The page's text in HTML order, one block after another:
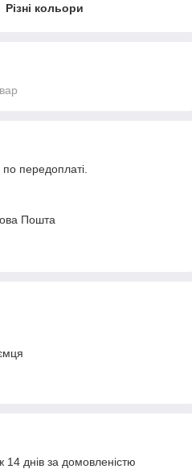
Різні кольори
по передоплаті.
Пошта
днів за домовленістю